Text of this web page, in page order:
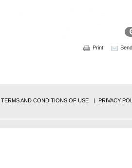
Print
TERMS AND CONDITIONS OF USE PRIVACY